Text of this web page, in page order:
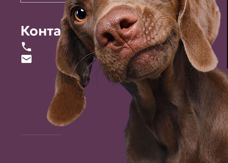
Контакты